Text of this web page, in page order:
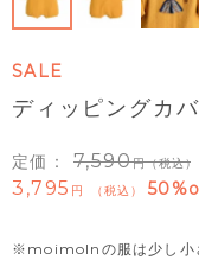
SALE
ディッピングカ
定価： 7,590 （税込）
3,795 税込
※moimolnの服は少し小